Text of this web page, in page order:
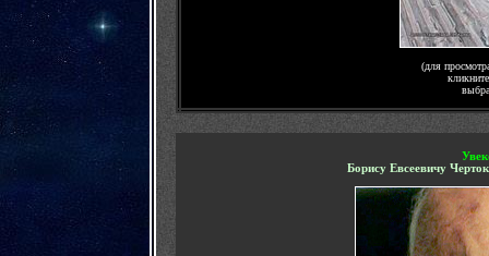
(для
Борису Евсеевичу